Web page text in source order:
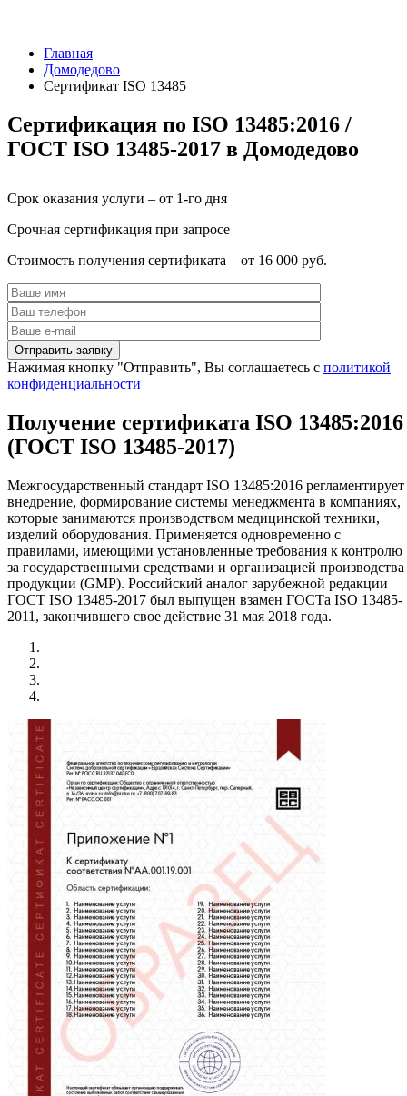
Главная
Домодедово
Сертификат ISO 13485
Сертификация по ISO 13485:2016 /
ГОСТ ISO 13485-2017 в Домодедово
Срок оказания услуги – от 1-го дня
Срочная сертификация при запросе
Стоимость получения сертификата – от 16 000 руб.
Нажимая кнопку "Отправить", Вы соглашаетесь с политикой
конфиденциальности
Получение сертификата ISO 13485:2016
(ГОСТ ISO 13485-2017)
Межгосударственный стандарт ISO 13485:2016 регламентирует
внедрение, формирование системы менеджмента в компаниях,
которые занимаются производством медицинской техники,
изделий оборудования. Применяется одновременно с
правилами, имеющими установленные требования к контролю
за государственными средствами и организацией производства
продукции (GMP). Российский аналог зарубежной редакции
ГОСТ ISO 13485-2017 был выпущен взамен ГОСТа ISO 13485-
2011, закончившего свое действие 31 мая 2018 года.